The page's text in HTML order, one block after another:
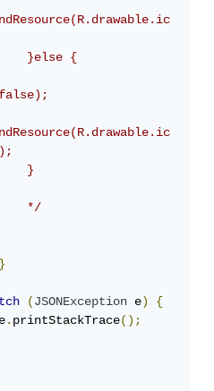
{
}
                        */
}
(JSONException e)
{
                    e
.printStackTrace();